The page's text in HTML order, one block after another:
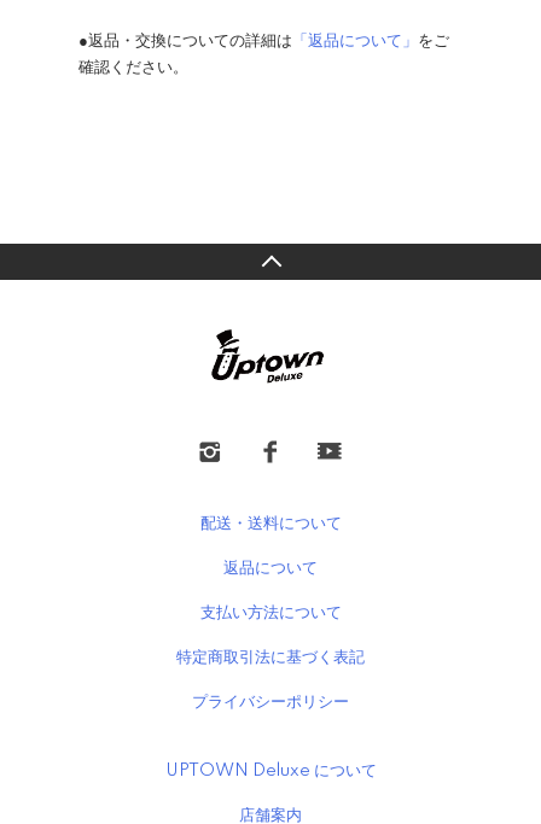
●返品・交換についての詳細は 「返品について」 をご
確認ください。
配送・送料について
返品について
支払い方法について
特定商取引法に基づく表記
プライバシーポリシー
UPTOWN Deluxe について
店舗案内